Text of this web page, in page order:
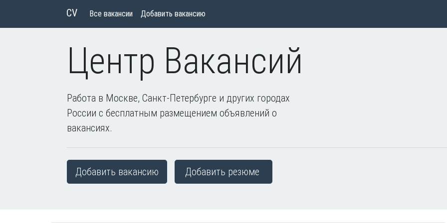
CV Все вакансии Добавить вакансию
Центр Вакансий
Работа в Москве, Санкт-Петербурге и других городах
России с бесплатным размещением объявлений о
вакансиях.
Добавить вакансию Добавить резюме